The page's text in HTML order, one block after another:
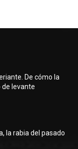
De cómo la
de levante
la rabia del pasado